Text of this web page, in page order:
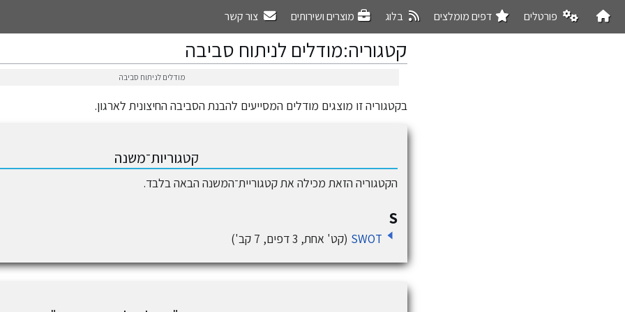
פורטלים דפים מומלצים בלוג מוצרים ושירותים צור קשר
קטגוריה:מודלים לניתוח סביבה
מודלים לניתוח סביבה
קפיצה
קפיצה
בקטגוריה זו מוצגים מודלים המסייעים להבנת הסביבה החיצונית לארגון.
קטגוריות־משנה
הקטגוריה הזאת מכילה את קטגוריית־המשנה הבאה בלבד.
S
SWOT (קט' אחת, 3 דפים, 7 קב')